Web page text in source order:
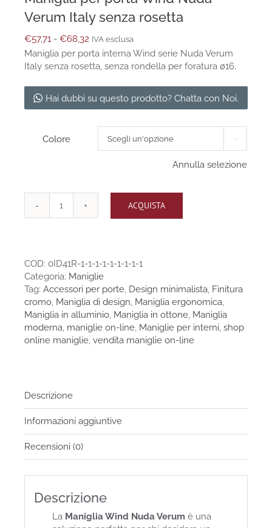
Verum Italy senza rosetta
€57,71 - €68,32 Fascia
di
prezzo:
€57,71
a
IVA esclusa
Maniglia per porta interna Wind serie Nuda Verum
Italy senza rosetta, senza rondella per foratura ø16.
Hai dubbi su questo prodotto? Chatta con Noi.
Colore 
Annulla selezione
Maniglia
Nuda
Verum
Italy
senza
rosetta
quantità
ACQUISTA
COD: 0ID41R-1-1-1-1-1-1-1-1-1
Categoria: Maniglie
Tag: Accessori per porte, Design minimalista, Finitura
cromo, Maniglia di design, Maniglia ergonomica,
Maniglia in alluminio, Maniglia in ottone, Maniglia
moderna, maniglie on-line, Maniglie per interni, shop
online maniglie, vendita maniglie on-line
Descrizione
Informazioni aggiuntive
Recensioni (0)
Descrizione
La Maniglia Wind Nuda Verum è una